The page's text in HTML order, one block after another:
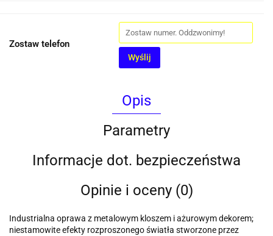
Zostaw telefon
Wyślij
Opis
Parametry
Informacje dot. bezpieczeństwa
Opinie i oceny (0)
Industrialna oprawa z metalowym kloszem i ażurowym dekorem;
niestamowite efekty rozproszonego światła stworzone przez